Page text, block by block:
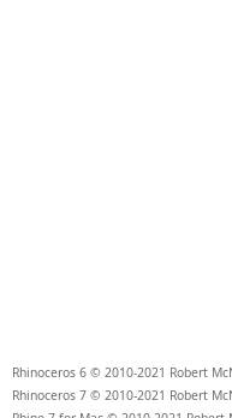
Rhinoceros 6 © 2010-2021 Robert
Rhinoceros 7 © 2010-2021 Robert